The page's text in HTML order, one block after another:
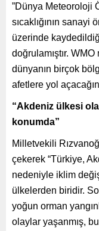
”Dünya Meteoroloji
sıcaklığının sanayi
üzerinde
doğrulamıştır. WMO
dünyanın birçok
afetlere yol
“Akdeniz ülkesi
konumda”
Milletvekili
çekerek “Türkiye,
nedeniyle iklim
ülkelerden biridir.
yoğun orman
olaylar yaşanmış,